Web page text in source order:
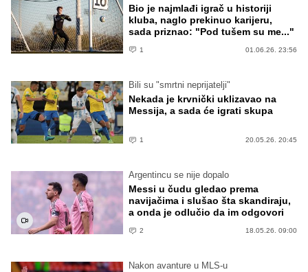
Bio je najmlađi igrač u historiji
kluba, naglo prekinuo karijeru,
sada priznao: "Pod tušem su me..."
1 01.06.26. 23:56
Bili su "smrtni neprijatelji"
Nekada je krvnički uklizavao na
Messija, a sada će igrati skupa
1 20.05.26. 20:45
Argentincu se nije dopalo
Messi u čudu gledao prema
navijačima i slušao šta skandiraju,
a onda je odlučio da im odgovori
2 18.05.26. 09:00
Nakon avanture u MLS-u